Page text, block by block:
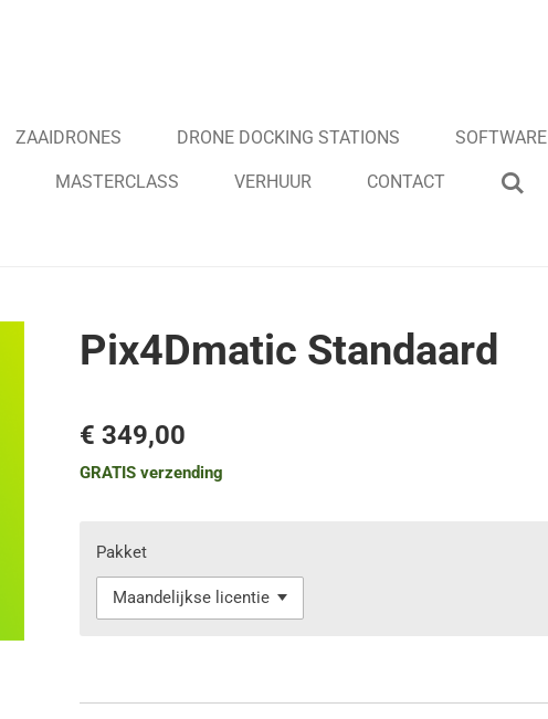
ZAAIDRONES DRONE DOCKING STATIONS SOFTWARE
MASTERCLASS VERHUUR CONTACT
Pix4Dmatic Standaard
€ 349,00
GRATIS verzending
Pakket